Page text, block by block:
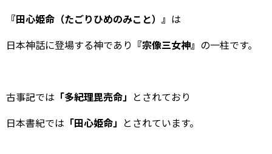
『田心姫命（たごりひめのみこと）』 は
日本神話に登場する神であり 『宗像三女神』 の一柱です。
古事記では 「多紀理毘売命」 とされており
日本書紀では 「田心姫命」 とされています。